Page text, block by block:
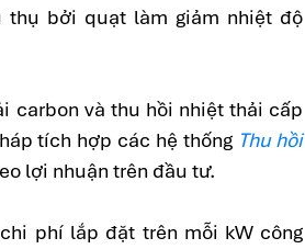
thụ bởi quạt làm giảm nhiệt độ
carbon và thu hồi nhiệt thải cấp
tích hợp các hệ thống Thu hồi
lợi nhuận trên đầu tư.
phí lắp đặt trên mỗi kW công